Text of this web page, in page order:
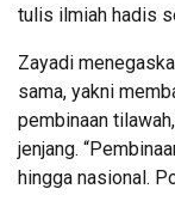
tulis ilmiah hadis
Zayadi
sama, yakni
pembinaan
jenjang.
hingga nasional.